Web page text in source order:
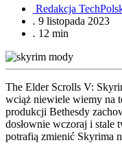
Redakcja
. 9 listopada 2023
. 12 min
The Elder Scrolls V:
wciąż niewiele wiemy na
produkcji Bethesdy
dosłownie wczoraj i stale
potrafią zmienić Skyrima